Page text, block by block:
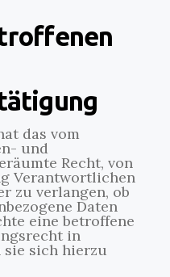
das vom
und
Recht, von
Verantwortlichen
zu verlangen, ob
Daten
eine betroffene
in
sie sich hierzu